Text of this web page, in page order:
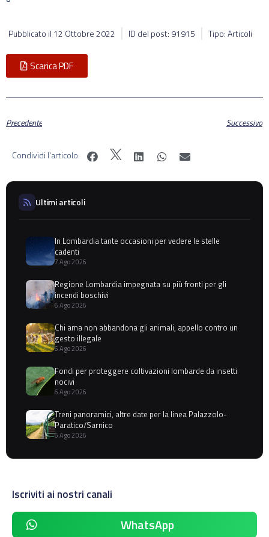
Pubblicato il 12 Ottobre 2022 ID del post: 91915 Tipo: Articoli
Scarica PDF
Precedente Successivo
Condividi l'articolo:
Ultimi articoli
In Lombardia tante occasioni per vedere le stelle
cadenti
7 Ago 2026
Regione Lombardia impegnata su più fronti per gli
incendi boschivi
6 Ago 2026
Chi ama non abbandona gli animali, appello contro un
gesto illegale
6 Ago 2026
Fondi per proteggere coltivazioni lombarde da insetti
nocivi
6 Ago 2026
Treni panoramici, altre date per la linea Palazzolo-
Paratico/Sarnico
6 Ago 2026
Iscriviti ai nostri canali
WhatsApp